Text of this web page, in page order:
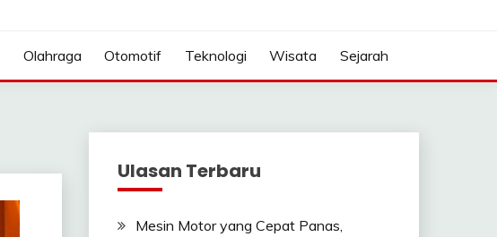
Olahraga Otomotif Teknologi Wisata Sejarah
Ulasan Terbaru
Mesin Motor yang Cepat Panas,